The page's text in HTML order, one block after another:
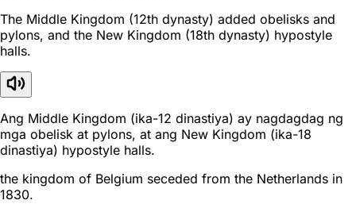
The Middle Kingdom (12th dynasty) added obelisks and
pylons, and the New Kingdom (18th dynasty) hypostyle
halls.
Ang Middle Kingdom (ika-12 dinastiya) ay nagdagdag ng
mga obelisk at pylons, at ang New Kingdom (ika-18
dinastiya) hypostyle halls.
the kingdom of Belgium seceded from the Netherlands in
1830.